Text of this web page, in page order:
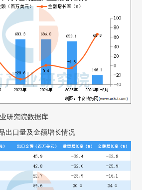
研究院数据库
出口量及金额增长情况